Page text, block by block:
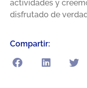
actividades y
disfrutado de
Compartir: